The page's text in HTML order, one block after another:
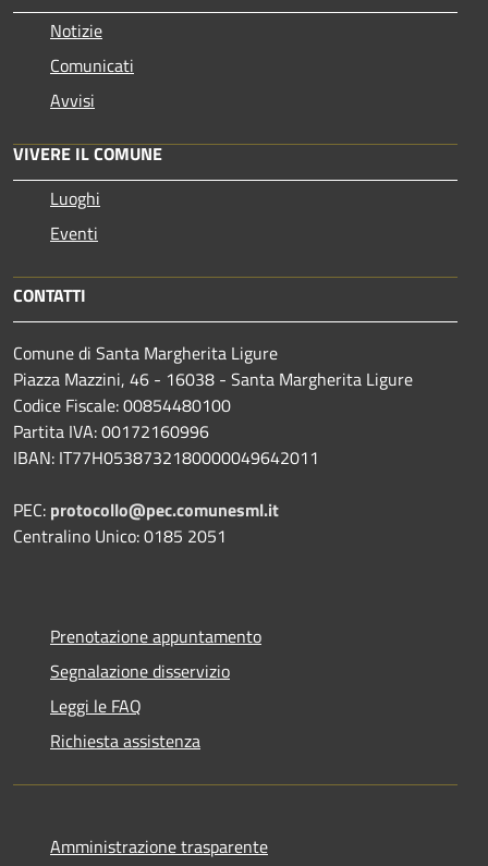
Notizie
Comunicati
Avvisi
VIVERE IL COMUNE
Luoghi
Eventi
CONTATTI
Comune di Santa Margherita Ligure
Piazza Mazzini, 46 - 16038 - Santa Margherita Ligure
Codice Fiscale: 00854480100
Partita IVA: 00172160996
IBAN: IT77H0538732180000049642011
PEC: protocollo@pec.comunesml.it
Centralino Unico: 0185 2051
Prenotazione appuntamento
Segnalazione disservizio
Leggi le FAQ
Richiesta assistenza
Amministrazione trasparente